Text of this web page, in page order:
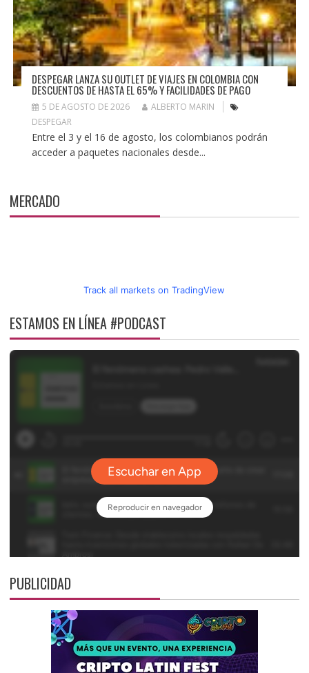
DESPEGAR LANZA SU OUTLET DE VIAJES EN COLOMBIA CON
DESCUENTOS DE HASTA EL 65% Y FACILIDADES DE PAGO
5 DE AGOSTO DE 2026
ALBERTO MARIN
DESPEGAR
Entre el 3 y el 16 de agosto, los colombianos podrán
acceder a paquetes nacionales desde...
MERCADO
Track all markets on TradingView
ESTAMOS EN LÍNEA #PODCAST
PUBLICIDAD